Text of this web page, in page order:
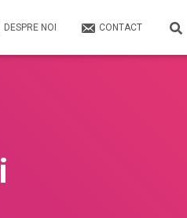
DESPRE NOI CONTACT